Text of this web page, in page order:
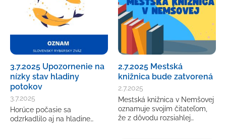
3.7.2025 Upozornenie na
nízky stav hladiny
potokov
3.7.2025
Horúce počasie sa
odzrkadlilo aj na hladine…
2.7.2025 Mestská
knižnica bude zatvorená
2.7.2025
Mestská knižnica v Nemšovej
oznamuje svojím čitateľom,
že z dôvodu rozsiahlej…